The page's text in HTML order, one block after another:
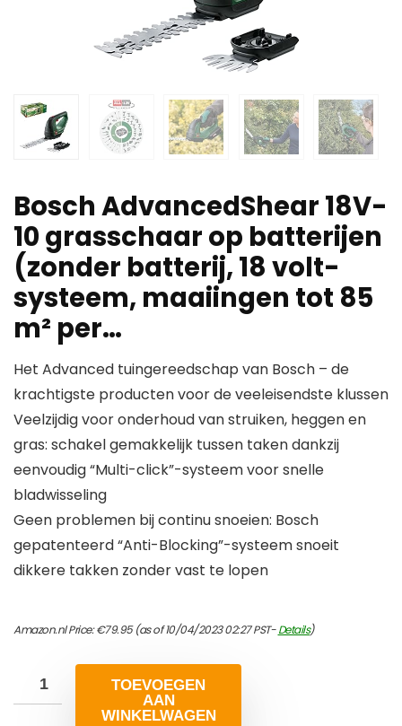
Bosch AdvancedShear 18V-
10 grasschaar op batterijen
(zonder batterij, 18 volt-
systeem, maaiingen tot 85
m² per…
Het Advanced tuingereedschap van Bosch – de
krachtigste producten voor de veeleisendste klussen
Veelzijdig voor onderhoud van struiken, heggen en
gras: schakel gemakkelijk tussen taken dankzij
eenvoudig “Multi-click”-systeem voor snelle
bladwisseling
Geen problemen bij continu snoeien: Bosch
gepatenteerd “Anti-Blocking”-systeem snoeit
dikkere takken zonder vast te lopen
Amazon.nl Price:€79.95(as of 10/04/2023 02:27 PST-Details)
TOEVOEGEN
AAN
WINKELWAGEN